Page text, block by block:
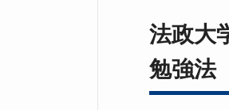
法政大
勉強法